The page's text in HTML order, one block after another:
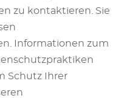
zu kontaktieren. Sie
Informationen zum
Schutz Ihrer